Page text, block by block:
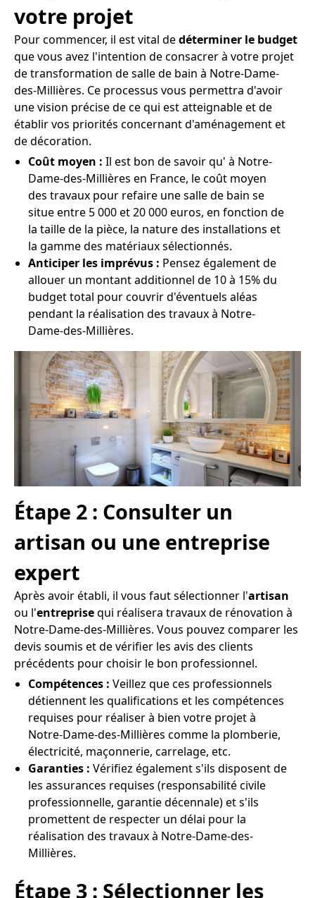
votre projet
Pour commencer, il est vital dedéterminer le budget
que vous avez l'intention de consacrer à votre projet
de transformation de salle de bain à Notre-Dame-
des-Millières. Ce processus vous permettra d'avoir
une vision précise de ce qui est atteignable et de
établir vos priorités concernant d'aménagement et
de décoration.
Coût moyen : Il est bon de savoir qu' à Notre-
Dame-des-Millières en France, le coût moyen
des travaux pour refaire une salle de bain se
situe entre 5 000 et 20 000 euros, en fonction de
la taille de la pièce, la nature des installations et
la gamme des matériaux sélectionnés.
Anticiper les imprévus : Pensez également de
allouer un montant additionnel de 10 à 15% du
budget total pour couvrir d'éventuels aléas
pendant la réalisation des travaux à Notre-
Dame-des-Millières.
Étape 2 : Consulter un
artisan ou une entreprise
expert
Après avoir établi, il vous faut sélectionner l'artisan
ou l'entreprisequi réalisera travaux de rénovation à
Notre-Dame-des-Millières. Vous pouvez comparer les
devis soumis et de vérifier les avis des clients
précédents pour choisir le bon professionnel.
Compétences : Veillez que ces professionnels
détiennent les qualifications et les compétences
requises pour réaliser à bien votre projet à
Notre-Dame-des-Millières comme la plomberie,
électricité, maçonnerie, carrelage, etc.
Garanties : Vérifiez également s'ils disposent de
les assurances requises (responsabilité civile
professionnelle, garantie décennale) et s'ils
promettent de respecter un délai pour la
réalisation des travaux à Notre-Dame-des-
Millières.
Étape 3 : Sélectionner les